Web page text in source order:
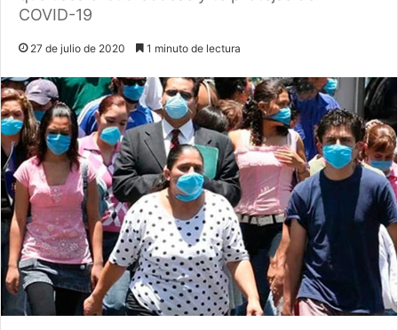
COVID-19
27 de julio de 2020 1 minuto de lectura